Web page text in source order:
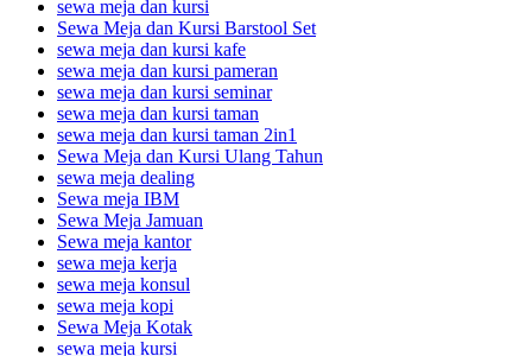
sewa meja dan kursi
Sewa Meja dan Kursi Barstool Set
sewa meja dan kursi kafe
sewa meja dan kursi pameran
sewa meja dan kursi seminar
sewa meja dan kursi taman
sewa meja dan kursi taman 2in1
Sewa Meja dan Kursi Ulang Tahun
sewa meja dealing
Sewa meja IBM
Sewa Meja Jamuan
Sewa meja kantor
sewa meja kerja
sewa meja konsul
sewa meja kopi
Sewa Meja Kotak
sewa meja kursi